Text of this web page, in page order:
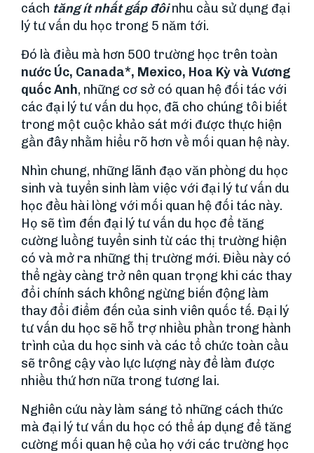
cách tăng ít nhất gấp đôinhu cầu sử dụng đại
lý tư vấn du học trong 5 năm tới.
Đó là điều mà hơn 500 trường học trên toàn
nước Úc, Canada*, Mexico, Hoa Kỳ và Vương
quốc Anh, những cơ sở có quan hệ đối tác với
các đại lý tư vấn du học, đã cho chúng tôi biết
trong một cuộc khảo sát mới được thực hiện
gần đây nhằm hiểu rõ hơn về mối quan hệ này.
Nhìn chung, những lãnh đạo văn phòng du học
sinh và tuyển sinh làm việc với đại lý tư vấn du
học đều hài lòng với mối quan hệ đối tác này.
Họ sẽ tìm đến đại lý tư vấn du học để tăng
cường luồng tuyển sinh từ các thị trường hiện
có và mở ra những thị trường mới. Điều này có
thể ngày càng trở nên quan trọng khi các thay
đổi chính sách không ngừng biến động làm
thay đổi điểm đến của sinh viên quốc tế. Đại lý
tư vấn du học sẽ hỗ trợ nhiều phần trong hành
trình của du học sinh và các tổ chức toàn cầu
sẽ trông cậy vào lực lượng này để làm được
nhiều thứ hơn nữa trong tương lai.
Nghiên cứu này làm sáng tỏ những cách thức
mà đại lý tư vấn du học có thể áp dụng để tăng
cường mối quan hệ của họ với các trường học